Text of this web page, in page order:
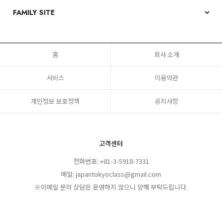
홈 회사 소개
서비스 이용약관
개인정보 보호정책 공지사항
고객센터
전화번호: +81-3-5918-7331
메일: japantokyoclass@gmail.com
※이메일 문의 상담은 운영하지 않으니 양해 부탁드립니다.